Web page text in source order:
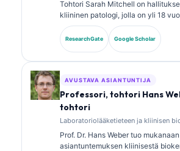
Tohtori Sarah Mitchell on
kliininen patologi, jolla on yli 18
laboratoriolääketieteestä ja
analyysistä. Hänellä on
kliinisen kemian alalta, ja hän on
ResearchGate Google Scholar
AVUSTAVA ASIANTUNTIJA
Professori, tohtori Hans
tohtori
Laboratoriolääketieteen ja kliinisen
Prof. Dr. Hans Weber tuo
asiantuntemuksen kliinisestä